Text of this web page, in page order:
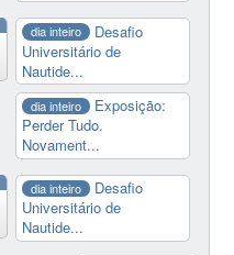
dia inteiro
Desafio
Universitário de
Nautide...
dia inteiro
Exposição:
Perder Tudo.
Novament...
dia inteiro
Desafio
Universitário de
Nautide...